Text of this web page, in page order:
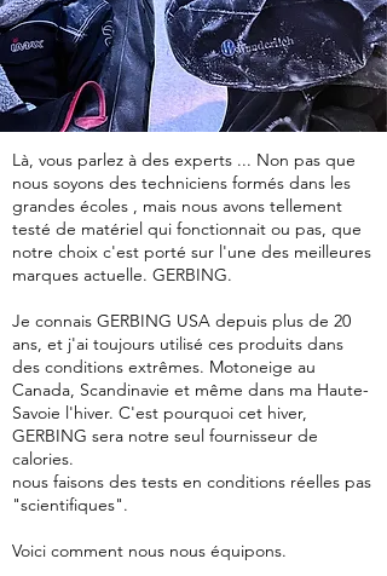
Là, vous parlez à des experts ... Non pas que
nous soyons des techniciens formés dans les
grandes écoles , mais nous avons tellement
testé de matériel qui fonctionnait ou pas, que
notre choix c'est porté sur l'une des meilleures
marques actuelle. GERBING.
Je connais GERBING USA depuis plus de 20
ans, et j'ai toujours utilisé ces produits dans
des conditions extrêmes. Motoneige au
Canada, Scandinavie et même dans ma Haute-
Savoie l'hiver. C'est pourquoi cet hiver,
GERBING sera notre seul fournisseur de
calories.
nous faisons des tests en conditions réelles pas
"scientifiques".
Voici comment nous nous équipons.